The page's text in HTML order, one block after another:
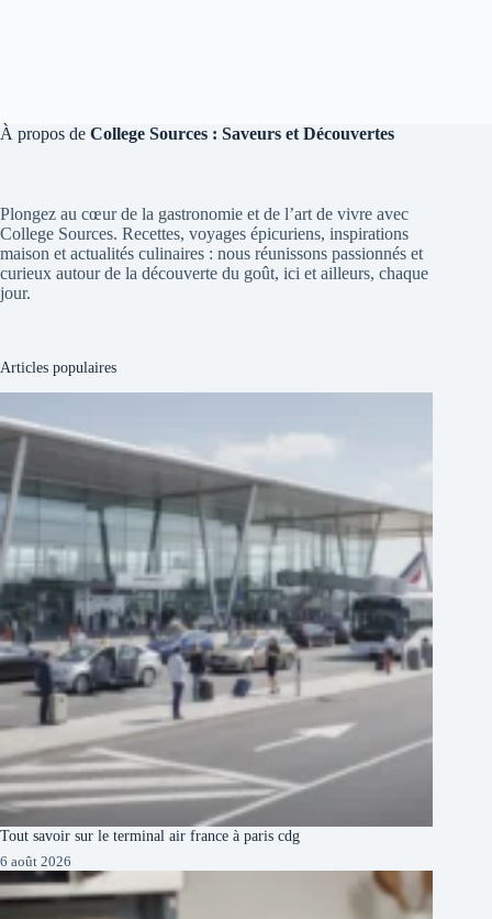
À propos de College Sources : Saveurs et Découvertes
Plongez au cœur de la gastronomie et de l’art de vivre avec
College Sources. Recettes, voyages épicuriens, inspirations
maison et actualités culinaires : nous réunissons passionnés et
curieux autour de la découverte du goût, ici et ailleurs, chaque
jour.
Articles populaires
Tout savoir sur le terminal air france à paris cdg
6 août 2026